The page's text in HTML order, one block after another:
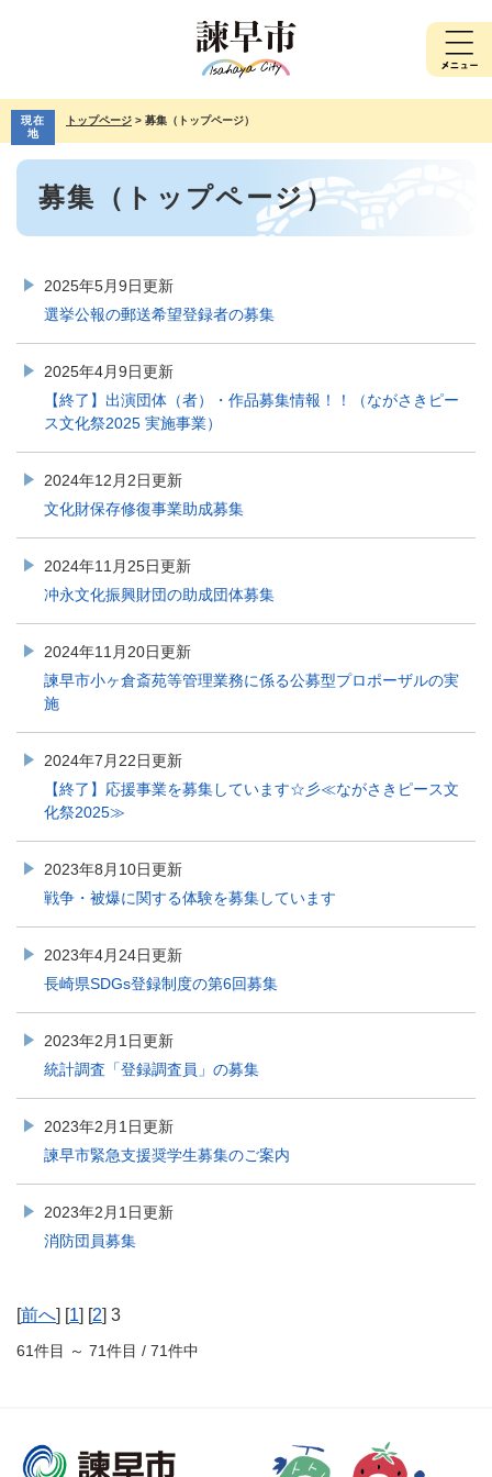
先
で
す。
を
ば
現在
地
トップページ > 募集（トップページ）
本
募集（トップページ）
2025年5月9日更新
選挙公報の郵送希望登録者の募集
2025年4月9日更新
【終了】出演団体（者）・作品募集情報！！（ながさきピー
ス文化祭2025 実施事業）
2024年12月2日更新
文化財保存修復事業助成募集
2024年11月25日更新
冲永文化振興財団の助成団体募集
2024年11月20日更新
諫早市小ヶ倉斎苑等管理業務に係る公募型プロポーザルの実
施
2024年7月22日更新
【終了】応援事業を募集しています☆彡≪ながさきピース文
化祭2025≫
2023年8月10日更新
戦争・被爆に関する体験を募集しています
2023年4月24日更新
長崎県SDGs登録制度の第6回募集
2023年2月1日更新
統計調査「登録調査員」の募集
2023年2月1日更新
諫早市緊急支援奨学生募集のご案内
2023年2月1日更新
消防団員募集
[前へ] [1] [2] 3
61件目 ～ 71件目 / 71件中